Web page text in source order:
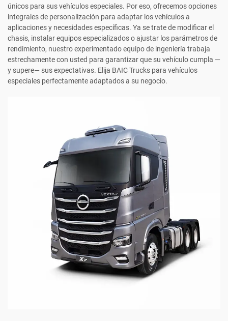
únicos para sus vehículos especiales. Por eso, ofrecemos opciones
integrales de personalización para adaptar los vehículos a
aplicaciones y necesidades específicas. Ya se trate de modificar el
chasis, instalar equipos especializados o ajustar los parámetros de
rendimiento, nuestro experimentado equipo de ingeniería trabaja
estrechamente con usted para garantizar que su vehículo cumpla —
y supere— sus expectativas. Elija BAIC Trucks para vehículos
especiales perfectamente adaptados a su negocio.